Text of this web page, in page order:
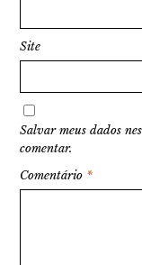
Site
Salvar meus dados
comentar.
Comentário *